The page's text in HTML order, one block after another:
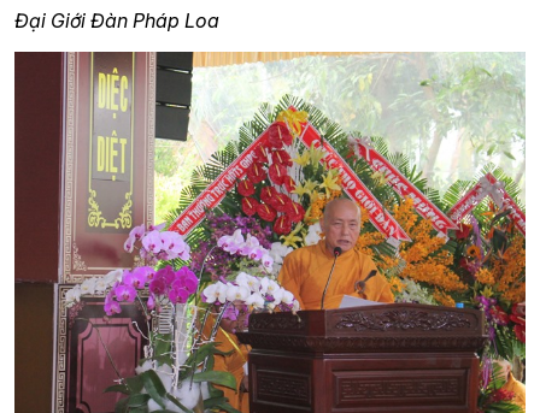
Đại Giới Đàn Pháp Loa